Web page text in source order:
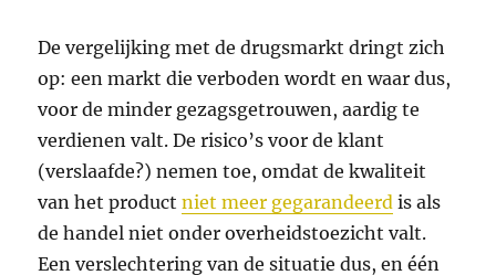
De vergelijking met de drugsmarkt dringt zich
op: een markt die verboden wordt en waar dus,
voor de minder gezagsgetrouwen, aardig te
verdienen valt. De risico’s voor de klant
(verslaafde?) nemen toe, omdat de kwaliteit
van het productniet meer gegarandeerd is als
de handel niet onder overheidstoezicht valt.
Een verslechtering van de situatie dus, en één